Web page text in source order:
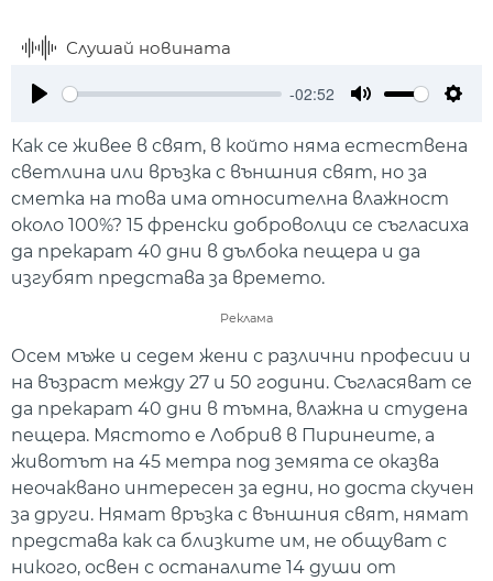
Слушай новината
-02:52
Как се живее в свят, в който няма естествена
светлина или връзка с външния свят, но за
сметка на това има относителна влажност
около 100%? 15 френски доброволци се съгласиха
да прекарат 40 дни в дълбока пещера и да
изгубят представа за времето.
Реклама
Осем мъже и седем жени с различни професии и
на възраст между 27 и 50 години. Съгласяват се
да прекарат 40 дни в тъмна, влажна и студена
пещера. Мястото е Лобрив в Пиринеите, а
животът на 45 метра под земята се оказва
неочаквано интересен за едни, но доста скучен
за други. Нямат връзка с външния свят, нямат
представа как са близките им, не общуват с
никого, освен с останалите 14 души от